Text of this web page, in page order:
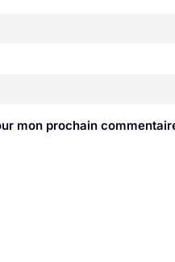
mon prochain